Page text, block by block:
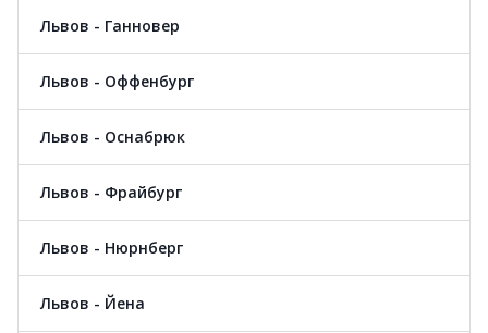
Львов - Ганновер
Львов - Оффенбург
Львов - Оснабрюк
Львов - Фрайбург
Львов - Нюрнберг
Львов - Йена